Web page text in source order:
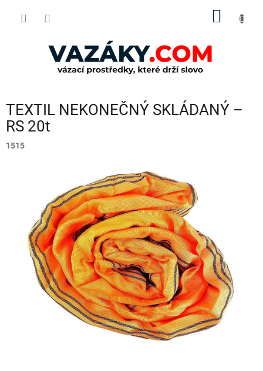
TEXTIL NEKONEČNÝ SKLÁDANÝ –
RS 20t
1515